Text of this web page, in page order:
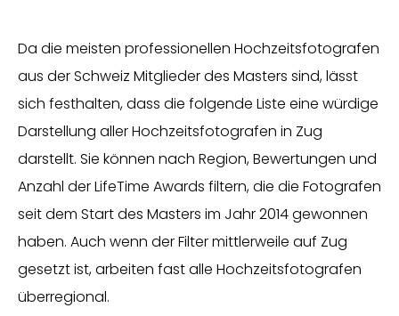
Da die meisten professionellen Hochzeitsfotografen
aus der Schweiz Mitglieder des Masters sind, lässt
sich festhalten, dass die folgende Liste eine würdige
Darstellung aller Hochzeitsfotografen in Zug
darstellt. Sie können nach Region, Bewertungen und
Anzahl der LifeTime Awards filtern, die die Fotografen
seit dem Start des Masters im Jahr 2014 gewonnen
haben. Auch wenn der Filter mittlerweile auf Zug
gesetzt ist, arbeiten fast alle Hochzeitsfotografen
überregional.